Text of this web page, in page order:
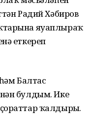
Радий Хәбиров
яуаплыраҡ
еткереп
Балтас
булдым. Ике
ҡалдырҙы.